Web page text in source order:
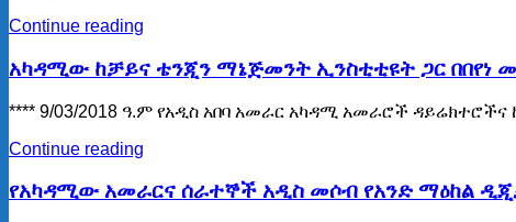
Continue reading
አካዳሚው ከቻይና ቴንጂን ማኔጅመንት ኢንስቲቲዩት ጋር በበየነ
**** 9/03/2018 ዓ.ም የአዲስ አበባ አመራር አካዳሚ አመራሮች
Continue reading
የአካዳሚው አመራርና ሰራተኞች አዲስ መሶብ የአንድ ማዕከል